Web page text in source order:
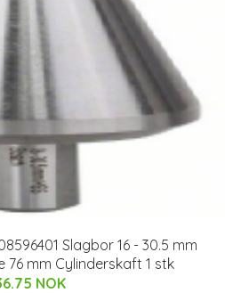
Slagbor 16 - 30.5 mm
76 mm Cylinderskaft 1 stk
NOK